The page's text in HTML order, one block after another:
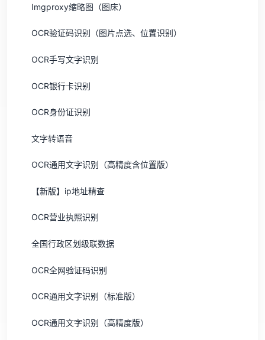
Imgproxy缩略图（图床）
OCR验证码识别（图片点选、位置识别）
OCR手写文字识别
OCR银行卡识别
OCR身份证识别
文字转语音
OCR通用文字识别（高精度含位置版）
【新版】ip地址精查
OCR营业执照识别
全国行政区划级联数据
OCR全网验证码识别
OCR通用文字识别（标准版）
OCR通用文字识别（高精度版）